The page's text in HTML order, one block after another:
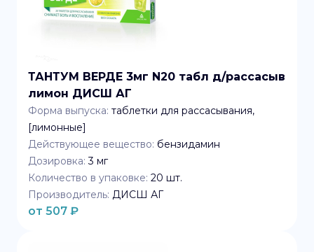
ТАНТУМ ВЕРДЕ 3мг N20 табл д/рассасыв
лимон ДИСШ АГ
Форма выпуска: таблетки для рассасывания,
[лимонные]
Действующее вещество: бензидамин
Дозировка: 3 мг
Количество в упаковке: 20 шт.
Производитель: ДИСШ АГ
от 507 ₽